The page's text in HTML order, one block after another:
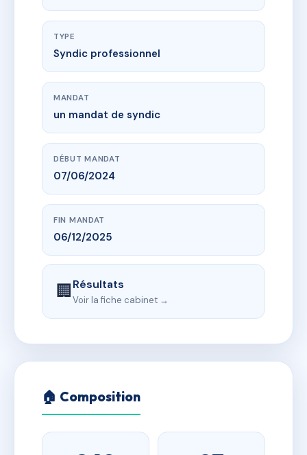
TYPE
Syndic professionnel
MANDAT
un mandat de syndic
DÉBUT MANDAT
07/06/2024
FIN MANDAT
06/12/2025
🏢Résultats
Voir la fiche cabinet →
🏠 Composition